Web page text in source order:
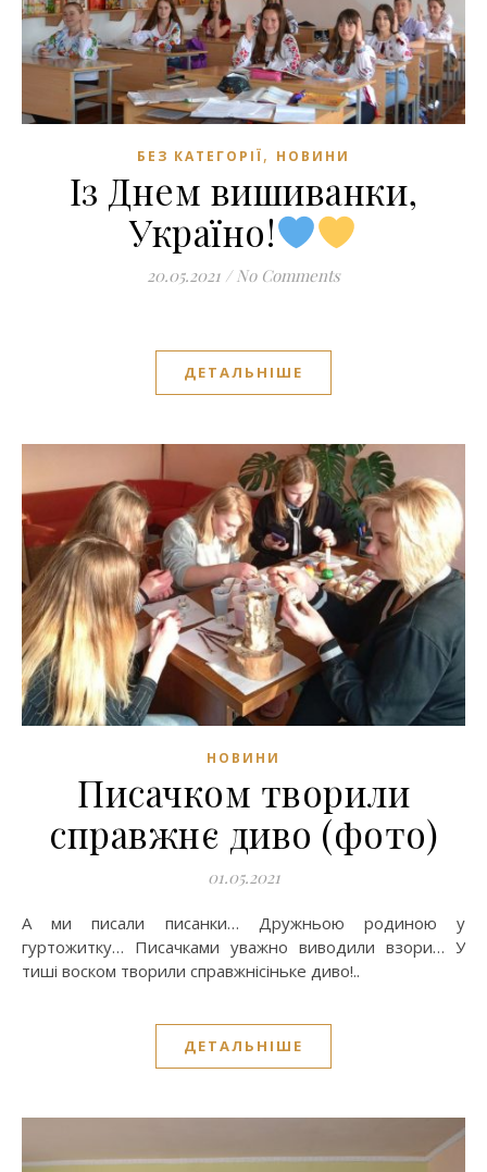
БЕЗ КАТЕГОРІЇ, НОВИНИ
Із Днем вишиванки,
Україно!
20.05.2021 / No Comments
ДЕТАЛЬНІШЕ
НОВИНИ
Писачком творили
справжнє диво (фото)
01.05.2021
А ми писали писанки… Дружньою родиною у
гуртожитку… Писачками уважно виводили взори… У
тиші воском творили справжнісіньке диво!..
ДЕТАЛЬНІШЕ